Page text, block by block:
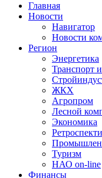
Главная
Новости
Навигатор
Новости
Регион
Энергетика
Транспорт и
ЖКХ
Агропром
Лесной
Экономика
Туризм
НАО on-line
Финансы